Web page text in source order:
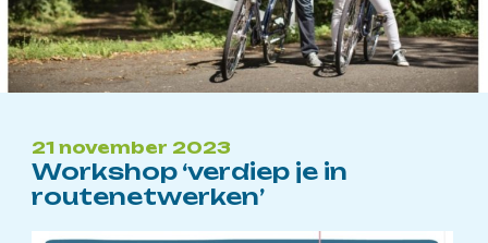
21 november 2023
Workshop ‘verdiep je in
routenetwerken’